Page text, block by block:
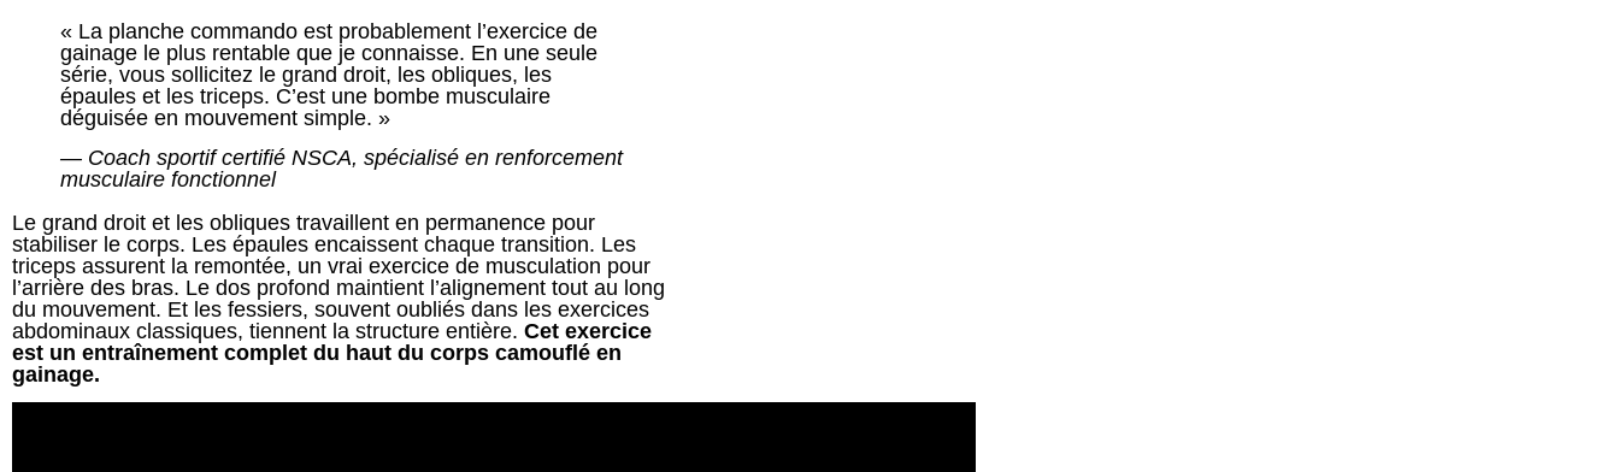
« La planche commando est probablement l’exercice de
gainage le plus rentable que je connaisse. En une seule
série, vous sollicitez le grand droit, les obliques, les
épaules et les triceps. C’est une bombe musculaire
déguisée en mouvement simple. »
— Coach sportif certifié NSCA, spécialisé en renforcement
musculaire fonctionnel
Le grand droit et les obliques travaillent en permanence pour
stabiliser le corps. Les épaules encaissent chaque transition. Les
triceps assurent la remontée, un vrai exercice de musculation pour
l’arrière des bras. Le dos profond maintient l’alignement tout au long
du mouvement. Et les fessiers, souvent oubliés dans les exercices
abdominaux classiques, tiennent la structure entière. Cet exercice
est un entraînement complet du haut du corps camouflé en
gainage.